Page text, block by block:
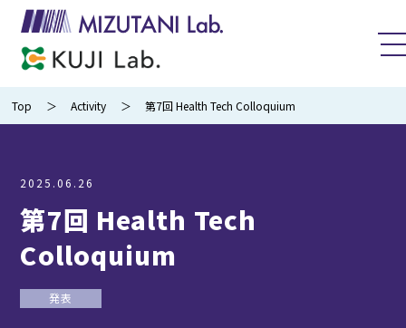
Top Activity 第7回 Health Tech Colloquium
2025.06.26
第7回 Health Tech
Colloquium
発表